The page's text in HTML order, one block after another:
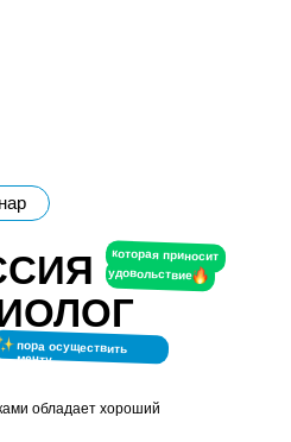
обладает хороший
пора осуществить
мечту
которая приносит
удовольствие